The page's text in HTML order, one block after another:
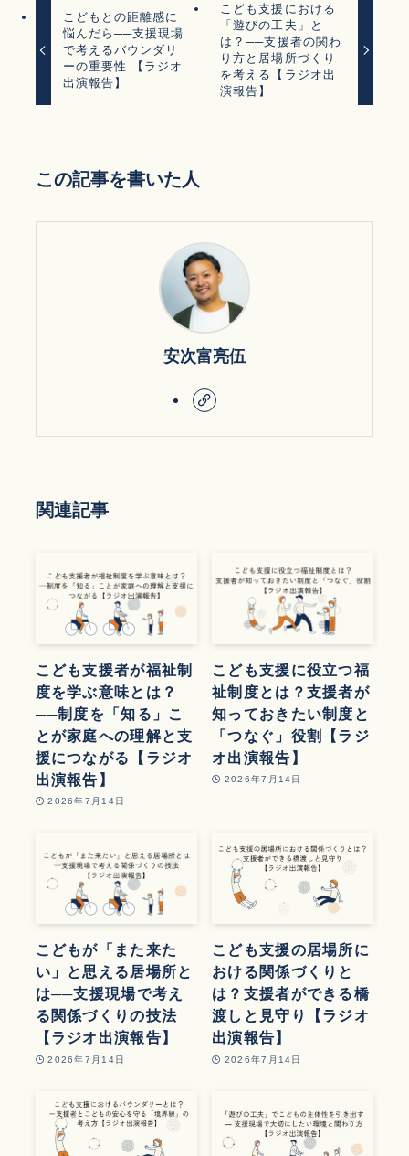
こどもとの距離感に
悩んだら──支援現場
で考えるバウンダリ
ーの重要性 【ラジオ
出演報告】
こども支援における
「遊びの工夫」と
は？──支援者の関わ
り方と居場所づくり
を考える【ラジオ出
演報告】
この記事を書いた人
安次富亮伍
関連記事
こども支援者が福祉制
度を学ぶ意味とは？
──制度を「知る」こ
とが家庭への理解と支
援につながる【ラジオ
出演報告】
2026年7月14日
こども支援に役立つ福
祉制度とは？支援者が
知っておきたい制度と
「つなぐ」役割【ラジ
オ出演報告】
2026年7月14日
こどもが「また来た
い」と思える居場所と
は──支援現場で考え
る関係づくりの技法
【ラジオ出演報告】
2026年7月14日
こども支援の居場所に
おける関係づくりと
は？支援者ができる橋
渡しと見守り【ラジオ
出演報告】
2026年7月14日